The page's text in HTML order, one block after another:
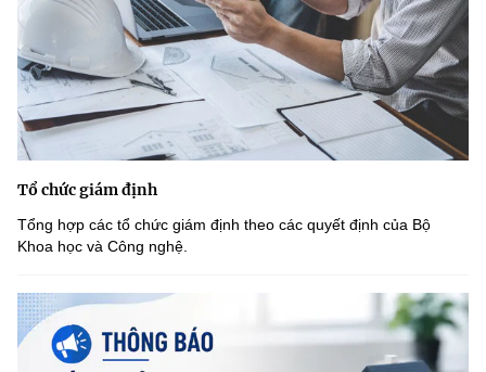
Tổ chức giám định
Tổng hợp các tổ chức giám định theo các quyết định của Bộ
Khoa học và Công nghệ.